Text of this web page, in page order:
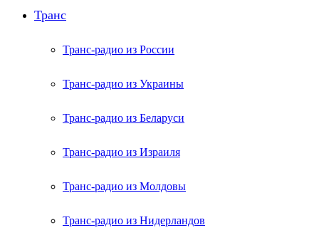
Транс
Транс-радио из России
Транс-радио из Украины
Транс-радио из Беларуси
Транс-радио из Израиля
Транс-радио из Молдовы
Транс-радио из Нидерландов